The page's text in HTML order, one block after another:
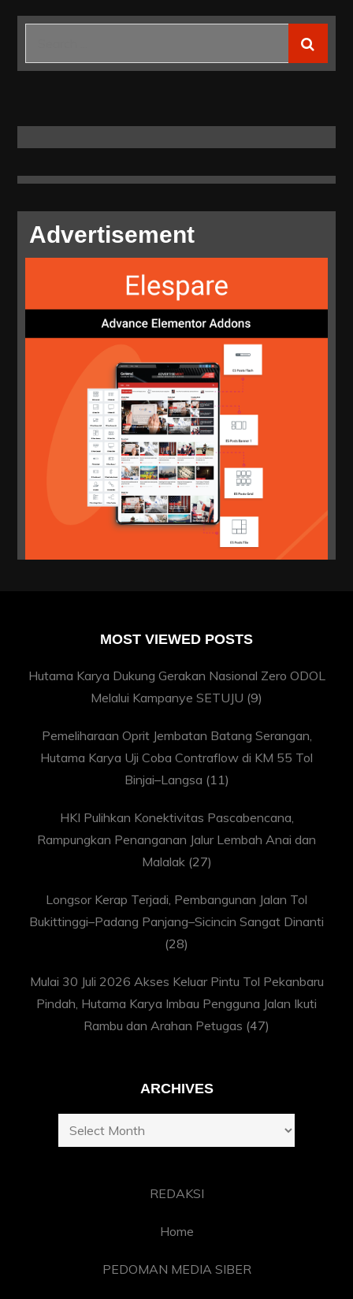
Advertisement
MOST VIEWED POSTS
Hutama Karya Dukung Gerakan Nasional Zero ODOL
Melalui Kampanye SETUJU (9)
Pemeliharaan Oprit Jembatan Batang Serangan,
Hutama Karya Uji Coba Contraflow di KM 55 Tol
Binjai–Langsa (11)
HKI Pulihkan Konektivitas Pascabencana,
Rampungkan Penanganan Jalur Lembah Anai dan
Malalak (27)
Longsor Kerap Terjadi, Pembangunan Jalan Tol
Bukittinggi–Padang Panjang–Sicincin Sangat Dinanti
(28)
Mulai 30 Juli 2026 Akses Keluar Pintu Tol Pekanbaru
Pindah, Hutama Karya Imbau Pengguna Jalan Ikuti
Rambu dan Arahan Petugas (47)
ARCHIVES
Archives
REDAKSI
Home
PEDOMAN MEDIA SIBER